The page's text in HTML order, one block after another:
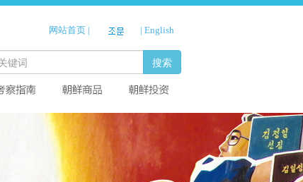
网站首页| | English
搜索